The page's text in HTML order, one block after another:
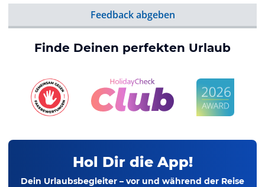
Feedback abgeben
Finde Deinen perfekten Urlaub
Hol Dir die App!
Dein Urlaubsbegleiter – vor und während der Reise